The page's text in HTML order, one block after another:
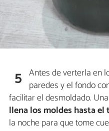
5 Antes de verterla en
paredes y el fondo
facilitar el desmoldado.
llena los moldes hasta el
la noche para que tome